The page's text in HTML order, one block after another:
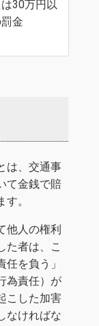
は30万円以
金
は、交通事
て金銭で賠
。
他人の権利
た者は、こ
を負う」
為責任）が
こした加害
なければな